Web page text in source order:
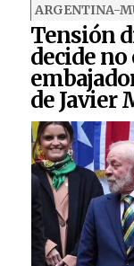
ARGENTINA-
Tensión
decide no
de Javier